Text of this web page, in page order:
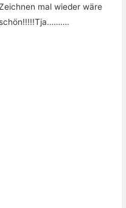
mal wieder wäre